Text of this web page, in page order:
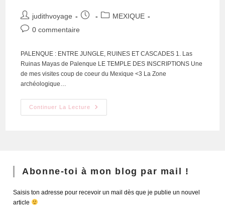
judithvoyage
MEXIQUE
0 commentaire
PALENQUE : ENTRE JUNGLE, RUINES ET CASCADES 1. Las
Ruinas Mayas de Palenque LE TEMPLE DES INSCRIPTIONS Une
de mes visites coup de coeur du Mexique <3 La Zone
archéologique…
Continuer La Lecture
Abonne-toi à mon blog par mail !
Saisis ton adresse pour recevoir un mail dès que je publie un nouvel
article